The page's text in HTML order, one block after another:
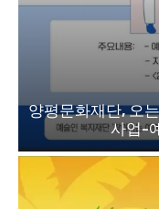
양평문화재단, 오
사업-